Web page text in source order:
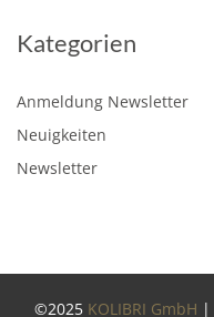
Kategorien
Anmeldung Newsletter
Neuigkeiten
Newsletter
©2025 KOLIBRI GmbH |